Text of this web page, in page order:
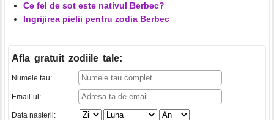
Ce fel de sot este nativul Berbec?
Ingrijirea pielii pentru zodia Berbec
Afla gratuit zodiile tale:
Numele tau:
Email-ul:
Data nasterii: